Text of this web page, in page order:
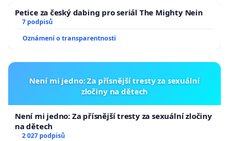
Petice za český dabing pro seriál The Mighty Nein
7 podpisů
Oznámení o transparentnosti
Není mi jedno: Za přísnější tresty za sexuální
zločiny na dětech
Není mi jedno: Za přísnější tresty za sexuální zločiny
na dětech
2 027 podpisů